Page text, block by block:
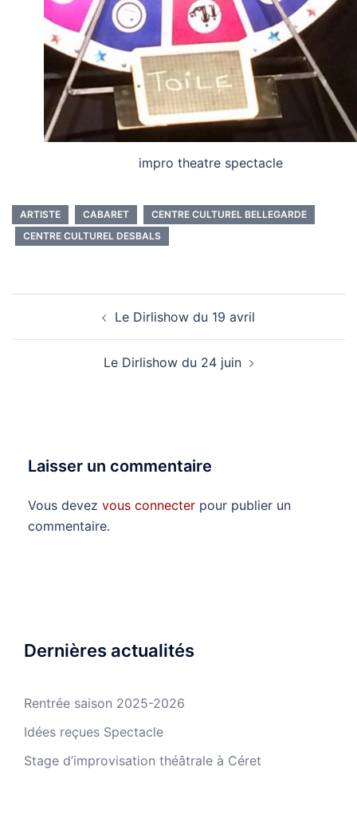
impro theatre spectacle
ARTISTE CABARET
CENTRE CULTUREL BELLEGARDE
CENTRE CULTUREL DESBALS
Le Dirlishow du 19 avril
Le Dirlishow du 24 juin
Laisser un commentaire
Vous devez vous connecter pour publier un
commentaire.
Dernières actualités
Rentrée saison 2025-2026
Idées reçues Spectacle
Stage d’improvisation théâtrale à Céret